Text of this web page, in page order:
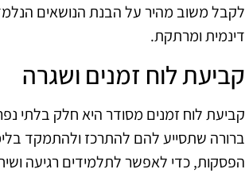
לקבל משוב מהיר על הבנת הנושאים
דינמית ומרתקת.
קביעת לוח זמנים ושגרה
קביעת לוח זמנים מסודר היא חלק בלתי
ברורה שתסייע להם להתרכז ולהתמקד
הפסקות, כדי לאפשר לתלמידים רגיעה